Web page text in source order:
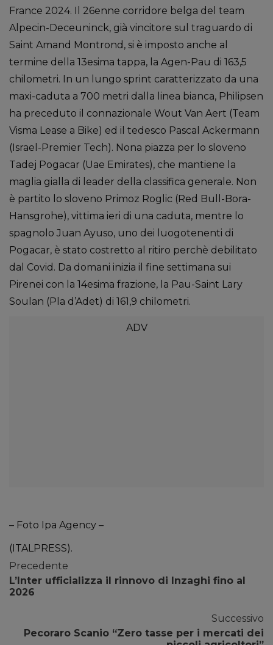
France 2024. Il 26enne corridore belga del team
Alpecin-Deceuninck, già vincitore sul traguardo di
Saint Amand Montrond, si è imposto anche al
termine della 13esima tappa, la Agen-Pau di 163,5
chilometri. In un lungo sprint caratterizzato da una
maxi-caduta a 700 metri dalla linea bianca, Philipsen
ha preceduto il connazionale Wout Van Aert (Team
Visma Lease a Bike) ed il tedesco Pascal Ackermann
(Israel-Premier Tech). Nona piazza per lo sloveno
Tadej Pogacar (Uae Emirates), che mantiene la
maglia gialla di leader della classifica generale. Non
è partito lo sloveno Primoz Roglic (Red Bull-Bora-
Hansgrohe), vittima ieri di una caduta, mentre lo
spagnolo Juan Ayuso, uno dei luogotenenti di
Pogacar, è stato costretto al ritiro perchè debilitato
dal Covid. Da domani inizia il fine settimana sui
Pirenei con la 14esima frazione, la Pau-Saint Lary
Soulan (Pla d’Adet) di 161,9 chilometri.
– Foto Ipa Agency –
(ITALPRESS).
Precedente
L’Inter ufficializza il rinnovo di Inzaghi fino al
2026
Successivo
Pecoraro Scanio “Zero tasse per i mercati dei